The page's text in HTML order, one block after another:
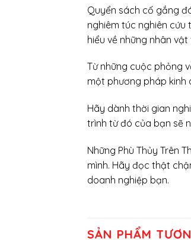
Quyển sách cố gắng
nghiêm túc nghiên
hiểu về những nhân
Từ những cuộc phỏng
một phương pháp kinh
Hãy dành thời gian
trình từ đó của bạn sẽ
Những Phù Thủy Trên
mình. Hãy đọc thật
doanh nghiệp bạn.
SẢN PHẨM